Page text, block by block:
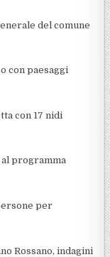
del comune
con paesaggi
con 17 nidi
programma
per
Rossano, indagini